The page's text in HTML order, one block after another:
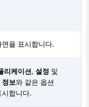
면을 표시합니다.
리케이션, 설정 및
정보와 같은 옵션
합니다.